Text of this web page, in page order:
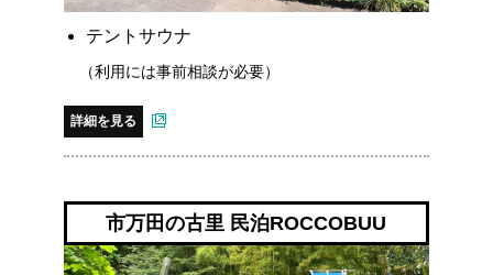
テントサウナ
（利用には事前相談が必要）
詳細を見る
市万田の古里 民泊ROCCOBUU